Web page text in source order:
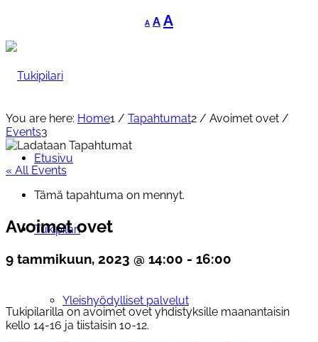
A
Decrease
font
A Reset
font
AIncrease
Etusivu
Tukipilari
Yleishyödylliset palvelut
You are here: Home1 / Tapahtumat2 / Avoimet ovet /
Events3
« All Events
Tämä tapahtuma on mennyt.
Avoimet ovet
9 tammikuun, 2023 @ 14:00 - 16:00
Tukipilarilla on avoimet ovet yhdistyksille maanantaisin
kello 14-16 ja tiistaisin 10-12.